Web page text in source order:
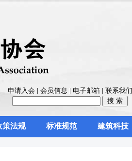
申请入会| 会员信息 电子邮箱| 联系我们
策法规 标准规范 建筑科技